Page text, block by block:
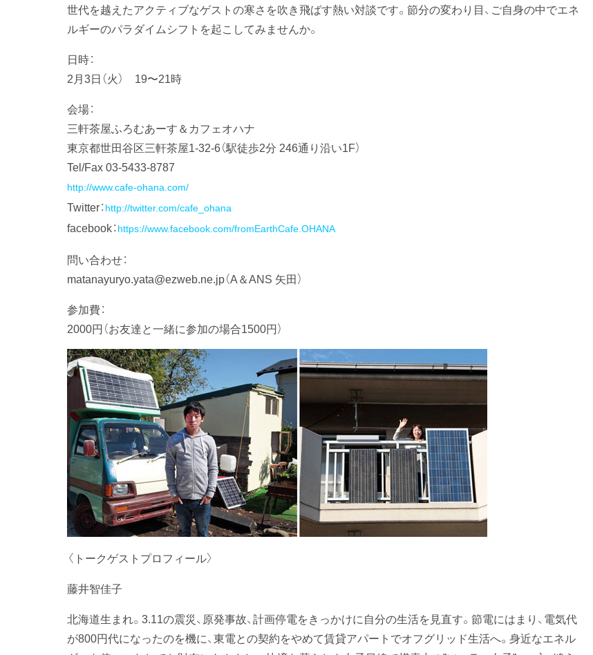
世代を越えたアクティブなゲストの寒さを吹き飛ばす熱い対談です。節分の変わり目、ご自身の中でエネ
ルギーのパラダイムシフトを起こしてみませんか。
日時：
2月3日（火） 19〜21時
会場：
三軒茶屋ふろむあーす＆カフェオハナ
東京都世田谷区三軒茶屋1-32-6（駅徒歩2分 246通り沿い1F）
Tel/Fax 03-5433-8787
http://www.cafe-ohana.com/
Twitter： http://twitter.com/cafe_ohana
facebook： https://www.facebook.com/fromEarthCafe.OHANA
問い合わせ：
matanayuryo.yata@ezweb.ne.jp（A＆ANS 矢田）
参加費：
2000円（お友達と一緒に参加の場合1500円）
〈トークゲストプロフィール〉
藤井智佳子
北海道生まれ。3.11の震災、原発事故、計画停電をきっかけに自分の生活を見直す。節電にはまり、電気代
が800円代になったのを機に、東電との契約をやめて賃貸アパートでオフグリッド生活へ。身近なエネル